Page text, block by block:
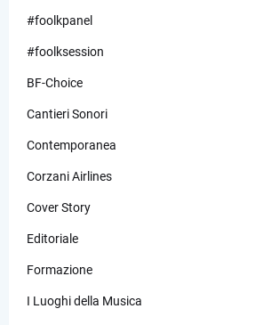
#foolkpanel
#foolksession
BF-Choice
Cantieri Sonori
Contemporanea
Corzani Airlines
Cover Story
Editoriale
Formazione
I Luoghi della Musica